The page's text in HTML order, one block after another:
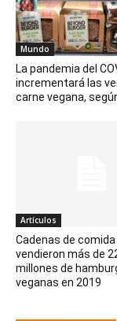
Mundo
La pandemia del
incrementará las
carne vegana,
Artículos
Cadenas de
vendieron más de
millones de
veganas en 2019